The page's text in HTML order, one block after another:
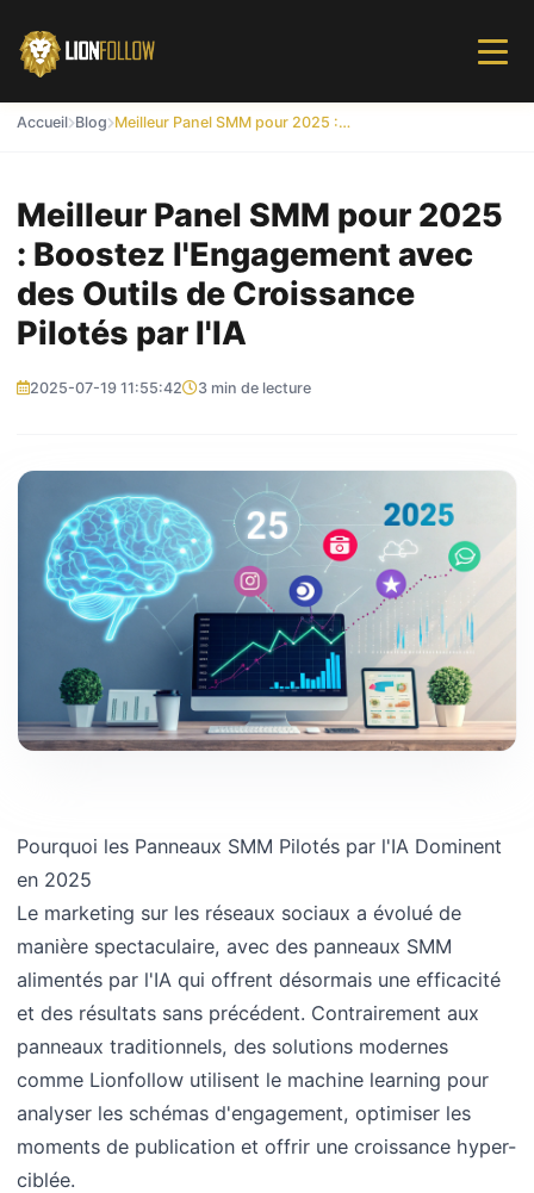
Accueil Blog Meilleur Panel SMM pour 2025 : Boostez l'Engagement avec des Outils de Croissance Pilotés par l'IA
Meilleur Panel SMM pour 2025
: Boostez l'Engagement avec
des Outils de Croissance
Pilotés par l'IA
2025-07-19 11:55:42 3 min de lecture
Pourquoi les Panneaux SMM Pilotés par l'IA Dominent
en 2025
Le marketing sur les réseaux sociaux a évolué de
manière spectaculaire, avec des panneaux SMM
alimentés par l'IA qui offrent désormais une efficacité
et des résultats sans précédent. Contrairement aux
panneaux traditionnels, des solutions modernes
comme Lionfollow utilisent le machine learning pour
analyser les schémas d'engagement, optimiser les
moments de publication et offrir une croissance hyper-
ciblée.